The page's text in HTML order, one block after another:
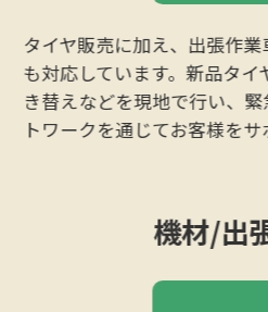
タイヤ販売に加え、出張作
も対応しています。新品タ
き替えなどを現地で行い、
トワークを通じてお客様をサ
機材/出